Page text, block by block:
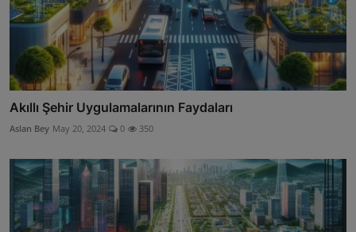
Akıllı Şehir Uygulamalarının Faydaları
Aslan Bey May 20, 2024 0 350